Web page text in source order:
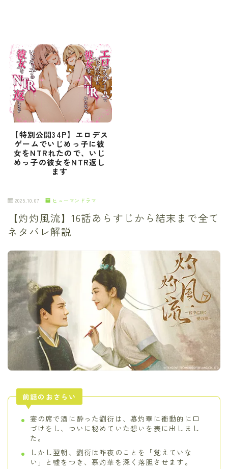
【特別公開34P】エロデス
ゲームでいじめっ子に彼
女をNTRれたので、いじ
めっ子の彼女をNTR返し
ます
2025.10.07 ヒューマンドラマ
【灼灼風流】16話あらすじから結末まで全て
ネタバレ解説
前話のおさらい
宴の席で酒に酔った劉衍は、慕灼華に衝動的に口
づけをし、ついに秘めていた想いを表に出しまし
た。
しかし翌朝、劉衍は昨夜のことを「覚えていな
い」と嘘をつき、慕灼華を深く落胆させます。